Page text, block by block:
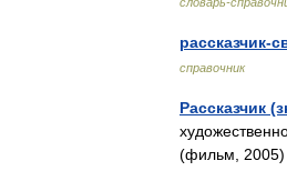
рассказчик-
справочник
Рассказчик
(фильм,